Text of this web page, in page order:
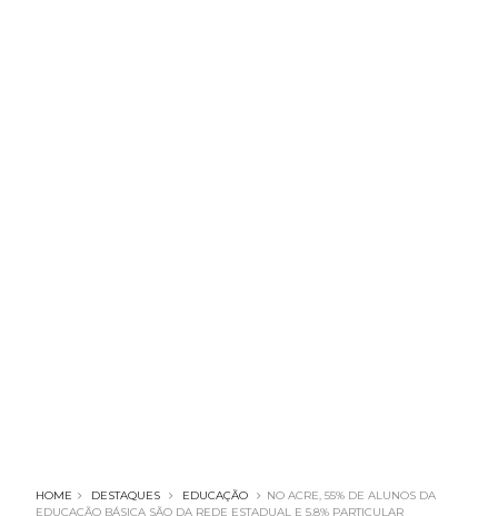
HOME DESTAQUES EDUCAÇÃO
NO ACRE, 55% DE ALUNOS DA
EDUCAÇÃO BÁSICA SÃO DA REDE ESTADUAL E 5,8% PARTICULAR